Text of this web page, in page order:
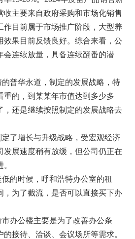
收主要来自政府采购和市场化销售
作目前属于市场推广阶段，大型养
效果目前反馈良好。综合来看，公
会连续放量，具备连续翻番的潜
普华永道，制定的发展战略，特
重的，到某某年市值达到多少多
，还是继续按照制定的发展战略去
了增长与升级战略，受宏观经济
发展速度稍有放缓，但公司仍正在
的时候，呼和浩特办公室的租
，为了截流，是否可以直接买下办
办公楼主要是为了改善办公条
接待、洽谈、会议场所等需求。